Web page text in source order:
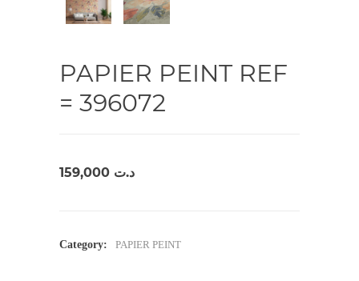
PAPIER PEINT REF
= 396072
د.ت
Category: PAPIER PEINT